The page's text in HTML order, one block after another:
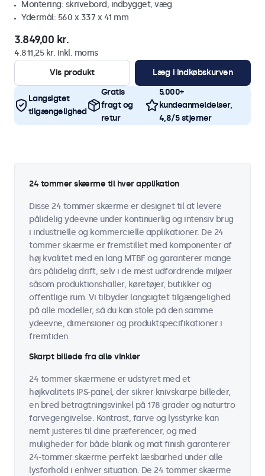
Montering: skrivebord, indbygget, væg
Ydermål: 560 x 337 x 41 mm
3.849,00 kr.
4.811,25 kr. inkl. moms
Vis produkt
Læg i indkøbskurven
Langsigtet
tilgængelighed
Gratis
fragt og
retur
5.000+
kundeanmeldelser,
4,8/5 stjerner
24 tommer skærme til hver applikation
Disse 24 tommer skærme er designet til at levere
pålidelig ydeevne under kontinuerlig og intensiv brug
i industrielle og kommercielle applikationer. De 24
tommer skærme er fremstillet med komponenter af
høj kvalitet med en lang MTBF og garanterer mange
års pålidelig drift, selv i de mest udfordrende miljøer
såsom produktionshaller, køretøjer, butikker og
offentlige rum. Vi tilbyder langsigtet tilgængelighed
på alle modeller, så du kan stole på den samme
ydeevne, dimensioner og produktspecifikationer i
fremtiden.
Skarpt billede fra alle vinkler
24 tommer skærmene er udstyret med et
højkvalitets IPS-panel, der sikrer knivskarpe billeder,
en bred betragtningsvinkel på 178 grader og naturtro
farvegengivelse. Kontrast, farve og lysstyrke kan
nemt justeres til dine præferencer, og med
muligheder for både blank og mat finish garanterer
24-tommer skærme perfekt læsbarhed under alle
lysforhold i enhver situation. De 24 tommer skærme